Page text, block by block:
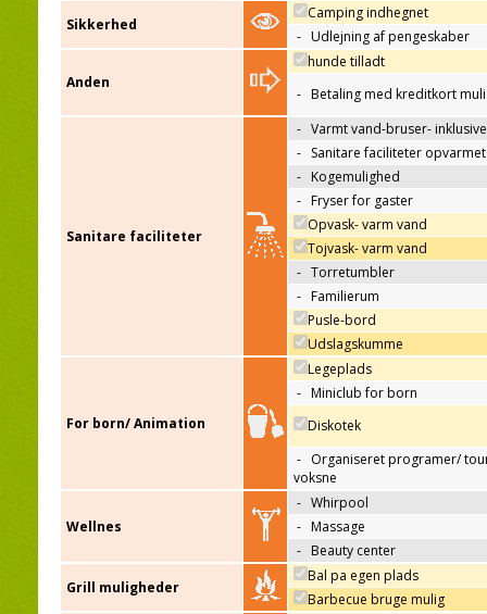
Sikkerhed
Camping indhegnet
- Udlejning af pengeskaber
Anden
hunde tilladt
- Betaling med kreditkort
Sanitare faciliteter
- Varmt vand-bruser- inklusive
- Sanitare faciliteter opvarmet
- Kogemulighed
- Fryser for gaster
Opvask- varm vand
Tojvask- varm vand
- Torretumbler
- Familierum
Pusle-bord
Udslagskumme
For born/ Animation
Legeplads
- Miniclub for born
Diskotek
- Organiseret programer/
voksne
Wellnes
- Whirpool
- Massage
- Beauty center
Grill muligheder
Bal pa egen plads
Barbecue bruge mulig